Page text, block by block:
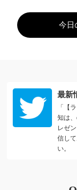
今日
最新
「【
知は
レゼ
信し
い。